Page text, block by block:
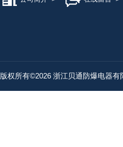
版权所有©2026 浙江贝通防爆电器